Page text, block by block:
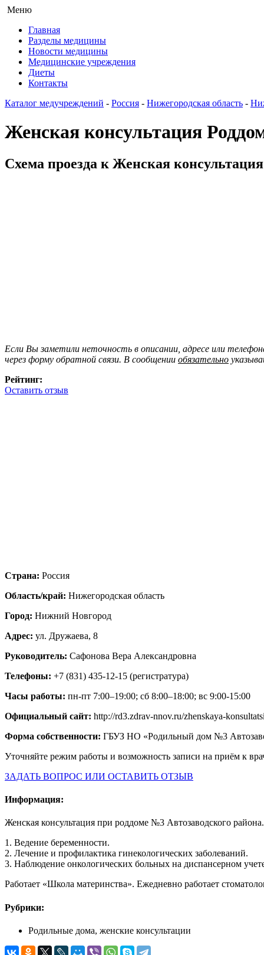
Меню
Главная
Разделы медицины
Новости медицины
Медицинские учреждения
Диеты
Контакты
Каталог медучреждений - Россия - Нижегородская область -
Женская консультация
Схема проезда к Женская
Если Вы заметили неточность в описании, адресе или
через форму обратной связи. В сообщении обязательно
Рейтинг:
Оставить отзыв
Страна: Россия
Область/край: Нижегородская область
Город: Нижний Новгород
Адрес: ул. Дружаева, 8
Руководитель: Сафонова Вера Александровна
Телефоны: +7 (831) 435-12-15 (регистратура)
Часы работы: пн-пт 7:00–19:00; сб 8:00–18:00; вс 9:00-15:00
Официальный сайт: http://rd3.zdrav-nnov.ru/zhenskaya-
Форма собственности: ГБУЗ НО «Родильный дом №3
Уточняйте режим работы и возможность записи на приём к
ЗАДАТЬ ВОПРОС ИЛИ ОСТАВИТЬ ОТЗЫВ
Информация:
Женская консультация при роддоме №3 Автозаводского
1. Ведение беременности.
2. Лечение и профилактика гинекологических заболеваний.
3. Наблюдение онкологических больных на диспансерном
Работает «Школа материнства». Ежедневно работает
Рубрики:
Родильные дома, женские консультации